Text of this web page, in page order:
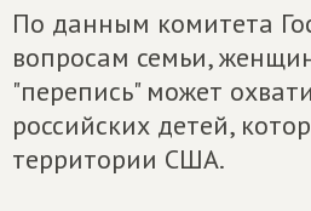
По данным комитета
вопросам семьи,
"перепись" может
российских детей,
территории США.